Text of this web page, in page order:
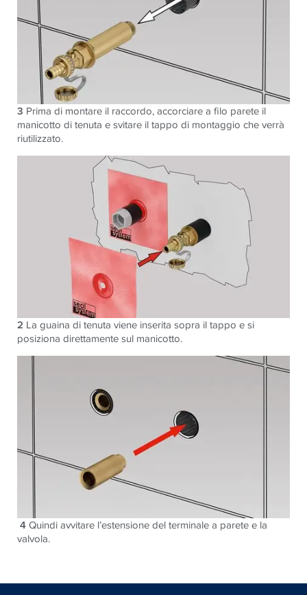
3 Prima di montare il raccordo, accorciare a filo parete il
manicotto di tenuta e svitare il tappo di montaggio che verrà
riutilizzato.
2 La guaina di tenuta viene inserita sopra il tappo e si
posiziona direttamente sul manicotto.
4Quindi avvitare l’estensione del terminale a parete e la
valvola.